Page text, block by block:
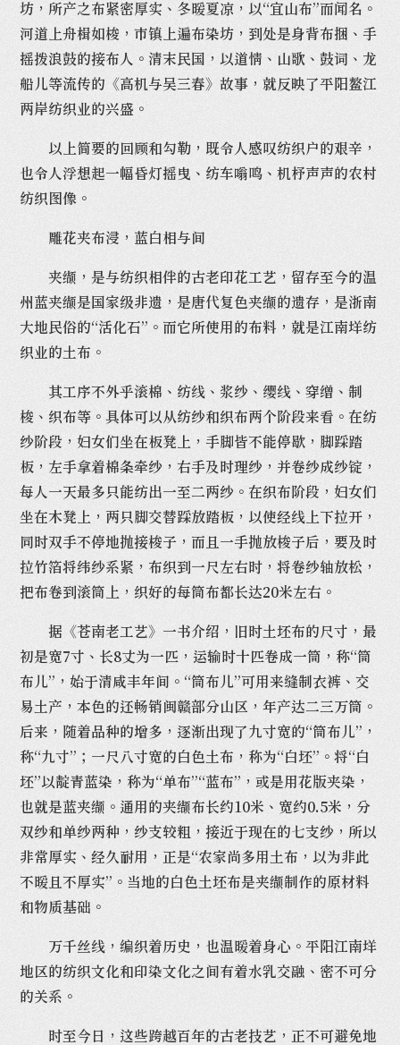
坊，所产之布紧密厚实、冬暖夏凉，以“宜山布”而闻名。
河道上舟楫如梭，市镇上遍布染坊，到处是身背布捆、手
摇拨浪鼓的接布人。清末民国，以道情、山歌、鼓词、龙
船儿等流传的《高机与吴三春》故事，就反映了平阳鳌江
两岸纺织业的兴盛。
以上简要的回顾和勾勒，既令人感叹纺织户的艰辛，
也令人浮想起一幅昏灯摇曳、纺车嗡鸣、机杼声声的农村
纺织图像。
雕花夹布浸，蓝白相与间
夹缬，是与纺织相伴的古老印花工艺，留存至今的温
州蓝夹缬是国家级非遗，是唐代复色夹缬的遗存，是浙南
大地民俗的“活化石”。而它所使用的布料，就是江南垟纺
织业的土布。
其工序不外乎滚棉、纺线、浆纱、缨线、穿缯、制
梭、织布等。具体可以从纺纱和织布两个阶段来看。在纺
纱阶段，妇女们坐在板凳上，手脚皆不能停歇，脚踩踏
板，左手拿着棉条牵纱，右手及时理纱，并卷纱成纱锭，
每人一天最多只能纺出一至二两纱。在织布阶段，妇女们
坐在木凳上，两只脚交替踩放踏板，以使经线上下拉开，
同时双手不停地抛接梭子，而且一手抛放梭子后，要及时
拉竹箔将纬纱系紧，布织到一尺左右时，将卷纱轴放松，
把布卷到滚筒上，织好的每筒布都长达20米左右。
据《苍南老工艺》一书介绍，旧时土坯布的尺寸，最
初是宽7寸、长8丈为一匹，运输时十匹卷成一筒，称“筒
布儿”，始于清咸丰年间。“筒布儿”可用来缝制衣裤、交
易土产，本色的还畅销闽赣部分山区，年产达二三万筒。
后来，随着品种的增多，逐渐出现了九寸宽的“筒布儿”，
称“九寸”；一尺八寸宽的白色土布，称为“白坯”。将“白
坯”以靛青蓝染，称为“单布”“蓝布”，或是用花版夹染，
也就是蓝夹缬。通用的夹缬布长约10米、宽约0.5米，分
双纱和单纱两种，纱支较粗，接近于现在的七支纱，所以
非常厚实、经久耐用，正是“农家尚多用土布，以为非此
不暖且不厚实”。当地的白色土坯布是夹缬制作的原材料
和物质基础。
万千丝线，编织着历史，也温暖着身心。平阳江南垟
地区的纺织文化和印染文化之间有着水乳交融、密不可分
的关系。
时至今日，这些跨越百年的古老技艺，正不可避免地